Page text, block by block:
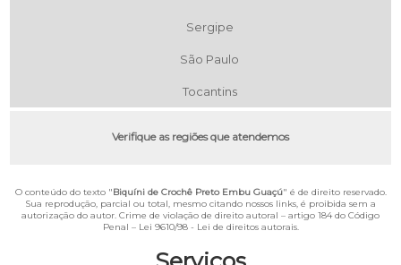
Sergipe
São Paulo
Tocantins
Verifique as regiões que atendemos
O conteúdo do texto "Biquíni de Crochê Preto Embu Guaçú" é de direito reservado.
Sua reprodução, parcial ou total, mesmo citando nossos links, é proibida sem a
autorização do autor. Crime de violação de direito autoral – artigo 184 do Código
Penal – Lei 9610/98 - Lei de direitos autorais.